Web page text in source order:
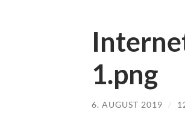
1.png
6. AUGUST 2019 /